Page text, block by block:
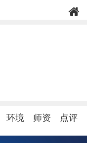
环境 师资 点评